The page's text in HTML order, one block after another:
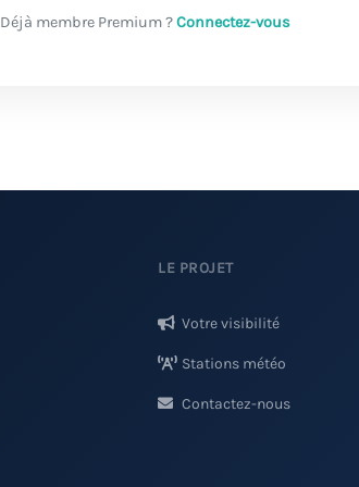
Déjà membre Premium ?Connectez-vous
LE PROJET
Votre visibilité
Stations météo
Contactez-nous